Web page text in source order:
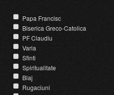
Papa Francisc
Biserica Greco-Catolica
PF Claudiu
Varia
Sfinti
Spiritualitate
Blaj
Rugaciuni